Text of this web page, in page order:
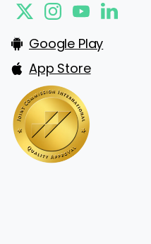
Google Play
App Store